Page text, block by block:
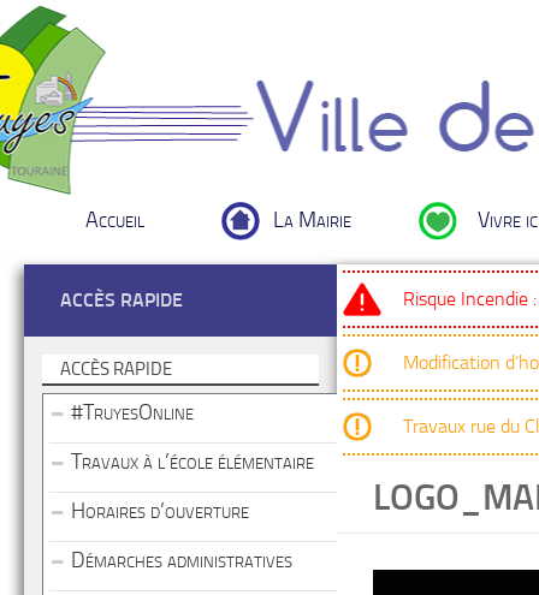
Accueil La Mairie Vivre
Risque Incendie
Modification
Travaux rue du
ACCÈS RAPIDE
ACCÈS RAPIDE
#TruyesOnline
Travaux à l’école élémentaire
Horaires d’ouverture
Démarches administratives